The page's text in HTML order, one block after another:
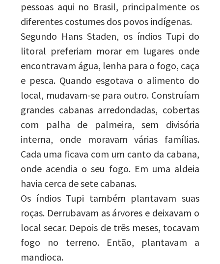
pessoas aqui no Brasil, principalmente os
diferentes costumes dos povos indígenas.
Segundo Hans Staden, os índios Tupi do
litoral preferiam morar em lugares onde
encontravam água, lenha para o fogo, caça
e pesca. Quando esgotava o alimento do
local, mudavam-se para outro. Construíam
grandes cabanas arredondadas, cobertas
com palha de palmeira, sem divisória
interna, onde moravam várias famílias.
Cada uma ficava com um canto da cabana,
onde acendia o seu fogo. Em uma aldeia
havia cerca de sete cabanas.
Os índios Tupi também plantavam suas
roças. Derrubavam as árvores e deixavam o
local secar. Depois de três meses, tocavam
fogo no terreno. Então, plantavam a
mandioca.